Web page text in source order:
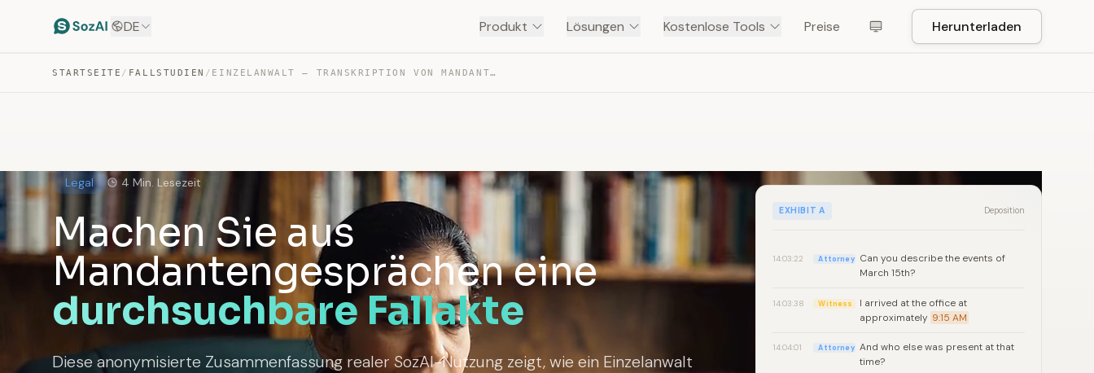
DE Produkt Lösungen Kostenlose Tools Preise Herunterladen
STARTSEITE / FALLSTUDIEN / EINZELANWALT — TRANSKRIPTION VON MANDANTENGESPRÄCHEN
Legal 4 Min. Lesezeit
Machen Sie aus
Mandantengesprächen eine
durchsuchbare Fallakte
Diese anonymisierte Zusammenfassung realer SozAI-Nutzung zeigt, wie ein Einzelanwalt
EXHIBIT A Deposition
14:03:22 Attorney Can you describe the events of
March 15th?
14:03:38 Witness
I arrived at the office at
approximately 9:15 AM
14:04:01 Attorney And who else was present at that
time?